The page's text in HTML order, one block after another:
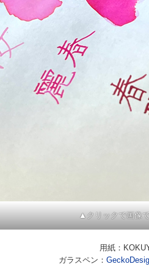
▲クリックで画像
用紙：
ガラスペン：